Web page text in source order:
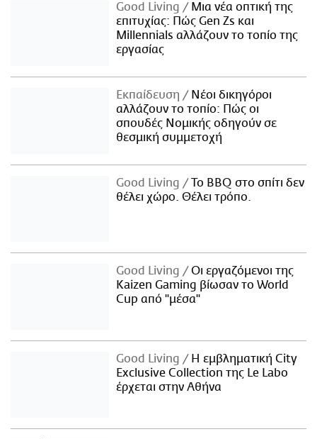
Good Living
Μια νέα οπτική της
επιτυχίας: Πώς Gen Zs και
Millennials αλλάζουν το τοπίο της
εργασίας
Εκπαίδευση
Νέοι δικηγόροι
αλλάζουν το τοπίο: Πώς οι
σπουδές Νομικής οδηγούν σε
θεσμική συμμετοχή
Good Living
Το BBQ στο σπίτι δεν
θέλει χώρο. Θέλει τρόπο.
Good Living
Οι εργαζόμενοι της
Kaizen Gaming βίωσαν το World
Cup από "μέσα"
Good Living
Η εμβληματική City
Exclusive Collection της Le Labo
έρχεται στην Αθήνα